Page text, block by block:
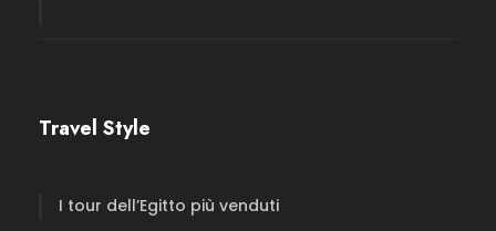
Travel Style
I tour dell’Egitto più venduti